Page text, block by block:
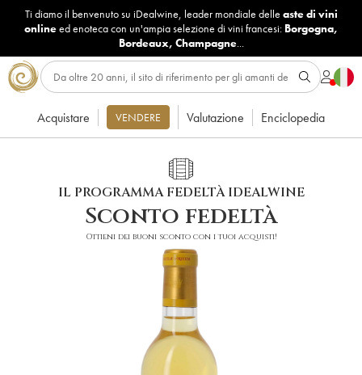
Ti diamo il benvenuto su iDealwine, leader mondiale delle aste di vini
onlineed enoteca con un'ampia selezione di vini francesi: Borgogna,
Bordeaux, Champagne...
Acquistare VENDERE Valutazione Enciclopedia
IL PROGRAMMA FEDELTÀ IDEALWINE
Sconto fedeltà
Ottieni dei buoni sconto con i tuoi acquisti!